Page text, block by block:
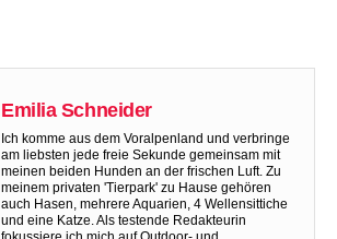
Emilia Schneider
Ich komme aus dem Voralpenland und verbringe
am liebsten jede freie Sekunde gemeinsam mit
meinen beiden Hunden an der frischen Luft. Zu
meinem privaten 'Tierpark' zu Hause gehören
auch Hasen, mehrere Aquarien, 4 Wellensittiche
und eine Katze. Als testende Redakteurin